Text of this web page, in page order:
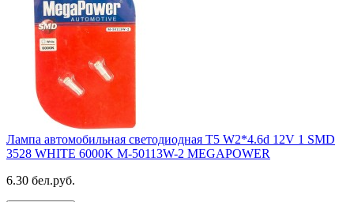
Лампа автомобильная светодиодная T5 W2*4.6d 12V 1 SMD
3528 WHITE 6000K M-50113W-2 MEGAPOWER
6.30 бел.руб.